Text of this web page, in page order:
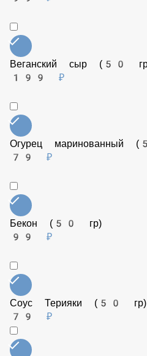
79 ₽
Ветчина (50 гр)
99 ₽
Веганский сыр (50 гр)
199 ₽
Огурец маринованный (50 гр)
79 ₽